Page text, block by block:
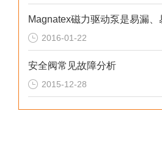
2016-01-22
安全阀常见故障分析
2015-12-28